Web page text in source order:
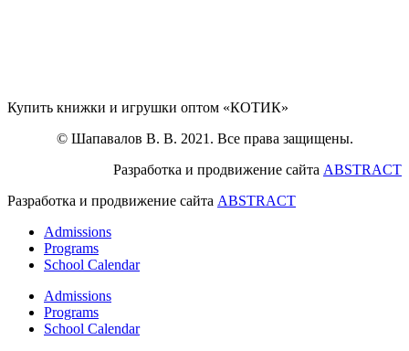
Купить книжки и игрушки оптом «КОТИК»
© Шапавалов В. В. 2021. Все права защищены.
Разработка и продвижение сайта ABSTRACT
Разработка и продвижение сайта ABSTRACT
Admissions
Programs
School Calendar
Admissions
Programs
School Calendar